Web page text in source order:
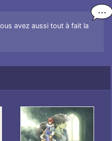
avez aussi tout à fait la